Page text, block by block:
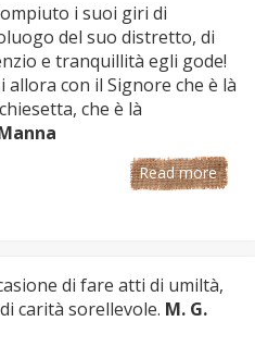
i suoi giri di
del suo distretto, di
e tranquillità egli gode!
con il Signore che è là
che è là
Read more
di fare atti di umiltà,
carità sorellevole. M. G.